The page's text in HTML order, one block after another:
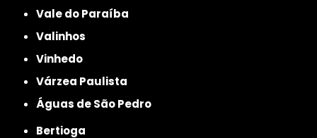
Vale do Paraíba
Valinhos
Vinhedo
Várzea Paulista
Águas de São Pedro
Bertioga